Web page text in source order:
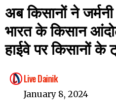
अब किसानों ने
भारत के किसान
हाईवे पर किसानों के
Live Dainik
January 8, 2024